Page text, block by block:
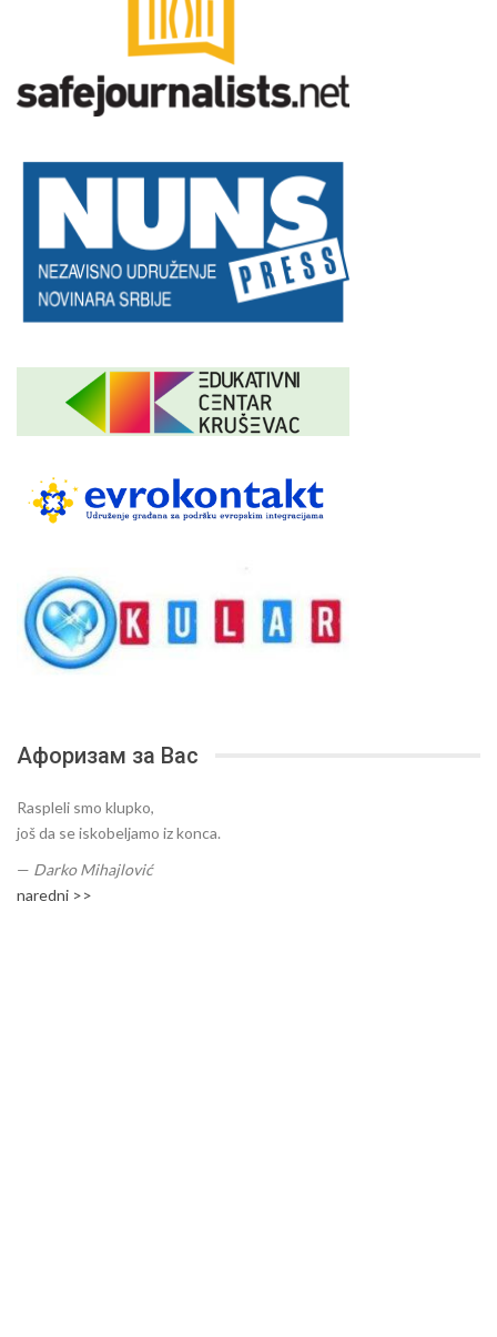
Афоризам за Вас
Raspleli smo klupko,
još da se iskobeljamo iz konca.
— Darko Mihajlović
naredni >>